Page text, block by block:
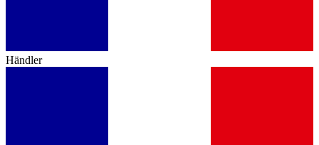
Händler